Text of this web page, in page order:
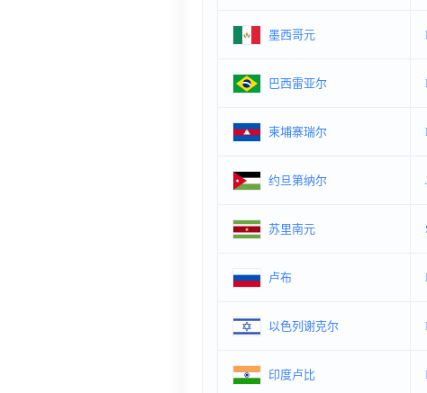
墨西哥元
巴西雷亚尔
柬埔寨瑞尔
约旦第纳尔
苏里南元
卢布
以色列谢克尔
印度卢比